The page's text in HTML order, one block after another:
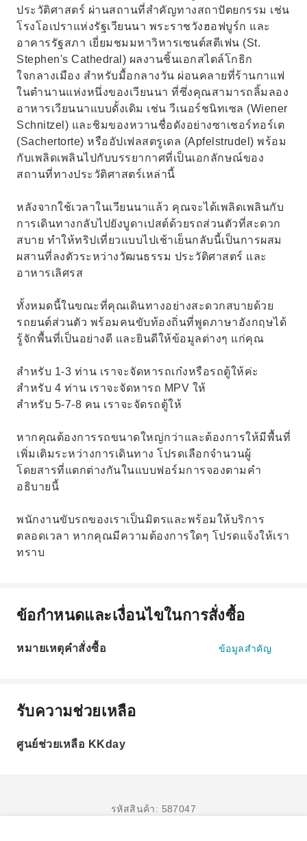
ประวัติศาสตร์ ผ่านสถานที่สำคัญทางสถาปัตยกรรม เช่น
โรงโอเปราแห่งรัฐเวียนนา พระราชวังฮอฟบูร์ก และ
อาคารรัฐสภา เยี่ยมชมมหาวิหารเซนต์สตีเฟน (St.
Stephen's Cathedral) ผลงานชิ้นเอกสไตล์โกธิก
ใจกลางเมือง สำหรับมื้อกลางวัน ผ่อนคลายที่ร้านกาแฟ
ในตำนานแห่งหนึ่งของเวียนนา ที่ซึ่งคุณสามารถลิ้มลอง
อาหารเวียนนาแบบดั้งเดิม เช่น วีเนอร์ชนิทเซล (Wiener
Schnitzel) และชิมของหวานชื่อดังอย่างซาเชอร์ทอร์เต
(Sachertorte) หรืออัปเฟลสตรูเดล (Apfelstrudel) พร้อม
กับเพลิดเพลินไปกับบรรยากาศที่เป็นเอกลักษณ์ของ
สถานที่ทางประวัติศาสตร์เหล่านี้
หลังจากใช้เวลาในเวียนนาแล้ว คุณจะได้เพลิดเพลินกับ
การเดินทางกลับไปยังบูดาเปสต์ด้วยรถส่วนตัวที่สะดวก
สบาย ทำให้ทริปเที่ยวแบบไปเช้าเย็นกลับนี้เป็นการผสม
ผสานที่ลงตัวระหว่างวัฒนธรรม ประวัติศาสตร์ และ
อาหารเลิศรส
ทั้งหมดนี้ในขณะที่คุณเดินทางอย่างสะดวกสบายด้วย
รถยนต์ส่วนตัว พร้อมคนขับท้องถิ่นที่พูดภาษาอังกฤษได้
รู้จักพื้นที่เป็นอย่างดี และยินดีให้ข้อมูลต่างๆ แก่คุณ
สำหรับ 1-3 ท่าน เราจะจัดหารถเก๋งหรือรถตู้ให้ค่ะ
สำหรับ 4 ท่าน เราจะจัดหารถ MPV ให้
สำหรับ 5-7-8 คน เราจะจัดรถตู้ให้
หากคุณต้องการรถขนาดใหญ่กว่าและต้องการให้มีพื้นที่
เพิ่มเติมระหว่างการเดินทาง โปรดเลือกจำนวนผู้
โดยสารที่แตกต่างกันในแบบฟอร์มการจองตามคำ
อธิบายนี้
พนักงานขับรถของเราเป็นมิตรและพร้อมให้บริการ
ตลอดเวลา หากคุณมีความต้องการใดๆ โปรดแจ้งให้เรา
ทราบ
ข้อกำหนดและเงื่อนไขในการสั่งซื้อ
หมายเหตุคำสั่งซื้อ ข้อมูลสำคัญ
รับความช่วยเหลือ
ศูนย์ช่วยเหลือ KKday
รหัสสินค้า: 587047